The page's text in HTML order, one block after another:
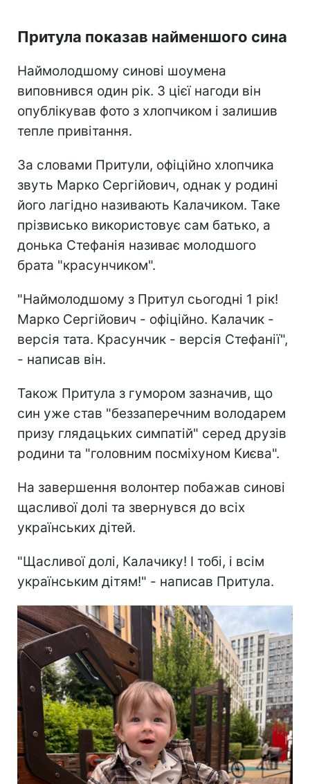
Притула показав найменшого сина
Наймолодшому синові шоумена
виповнився один рік. З цієї нагоди він
опублікував фото з хлопчиком і залишив
тепле привітання.
За словами Притули, офіційно хлопчика
звуть Марко Сергійович, однак у родині
його лагідно називають Калачиком. Таке
прізвисько використовує сам батько, а
донька Стефанія називає молодшого
брата "красунчиком".
"Наймолодшому з Притул сьогодні 1 рік!
Марко Сергійович - офіційно. Калачик -
версія тата. Красунчик - версія Стефанії",
- написав він.
Також Притула з гумором зазначив, що
син уже став "беззаперечним володарем
призу глядацьких симпатій" серед друзів
родини та "головним посміхуном Києва".
На завершення волонтер побажав синові
щасливої долі та звернувся до всіх
українських дітей.
"Щасливої долі, Калачику! І тобі, і всім
українським дітям!" - написав Притула.